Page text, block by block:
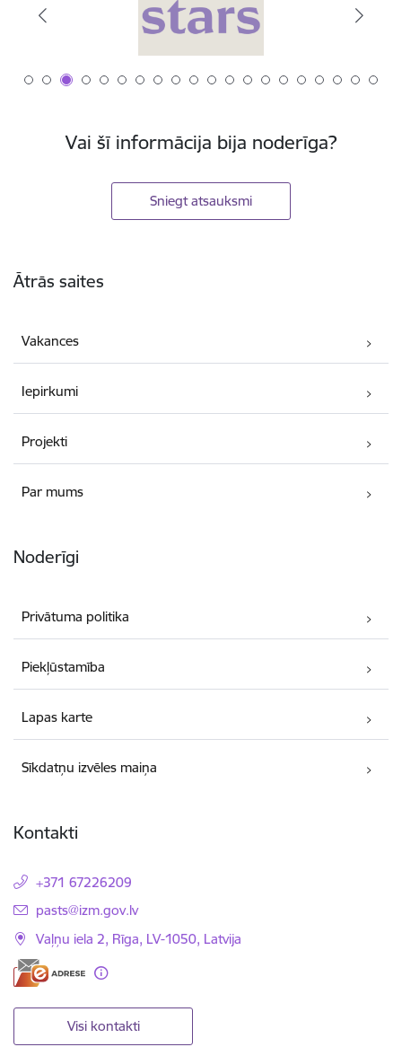
Vai šī informācija bija noderīga?
Sniegt atsauksmi
Ātrās saites
Vakances
Iepirkumi
Projekti
Par mums
Noderīgi
Privātuma politika
Piekļūstamība
Lapas karte
Sīkdatņu izvēles maiņa
Kontakti
+371 67226209
E-pasts:
pasts@izm.gov.lv
Vaļņu iela 2, Rīga, LV-1050, Latvija
Visi kontakti